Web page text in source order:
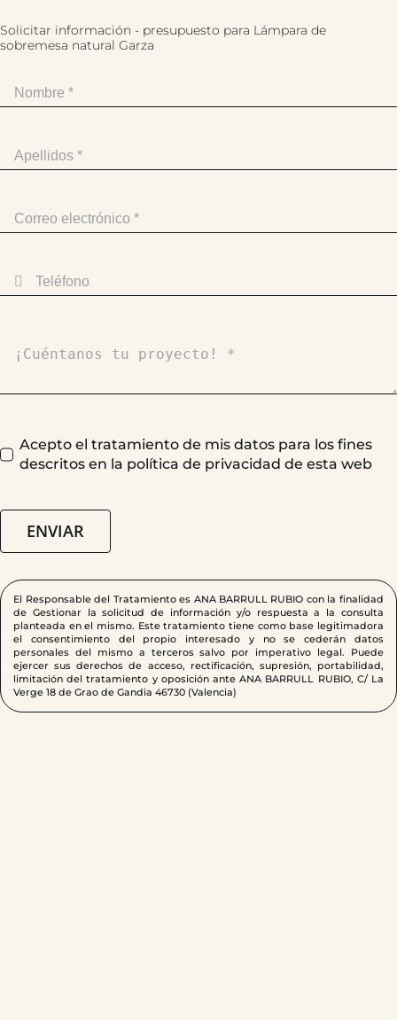
Solicitar información - presupuesto para Lámpara de
sobremesa natural Garza
Acepto el tratamiento de mis datos para los fines
descritos en la política de privacidad de esta web
ENVIAR
El Responsable del Tratamiento es ANA BARRULL RUBIO con la finalidad
de Gestionar la solicitud de información y/o respuesta a la consulta
planteada en el mismo. Este tratamiento tiene como base legitimadora
el consentimiento del propio interesado y no se cederán datos
personales del mismo a terceros salvo por imperativo legal. Puede
ejercer sus derechos de acceso, rectificación, supresión, portabilidad,
limitación del tratamiento y oposición ante ANA BARRULL RUBIO, C/ La
Verge 18 de Grao de Gandia 46730 (Valencia)